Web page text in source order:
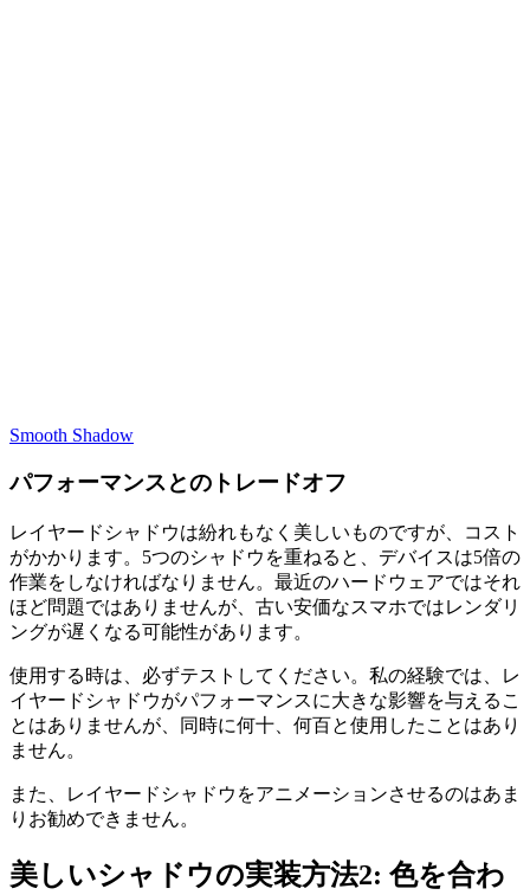
Smooth Shadow
パフォーマンスとのトレードオフ
レイヤードシャドウは紛れもなく美しいものですが、コスト
がかかります。5つのシャドウを重ねると、デバイスは5倍の
作業をしなければなりません。最近のハードウェアではそれ
ほど問題ではありませんが、古い安価なスマホではレンダリ
ングが遅くなる可能性があります。
使用する時は、必ずテストしてください。私の経験では、レ
イヤードシャドウがパフォーマンスに大きな影響を与えるこ
とはありませんが、同時に何十、何百と使用したことはあり
ません。
また、レイヤードシャドウをアニメーションさせるのはあま
りお勧めできません。
美しいシャドウの実装方法2: 色を合わ